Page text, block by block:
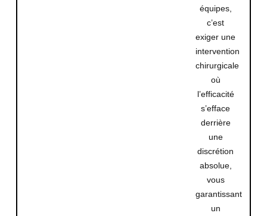
équipes,
c’est
exiger une
intervention
chirurgicale
où
l’efficacité
s’efface
derrière
une
discrétion
absolue,
vous
garantissant
un